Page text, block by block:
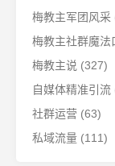
梅教主军团风采
梅教主社群魔法
梅教主说 (327)
自媒体精准引流
社群运营 (63)
私域流量 (111)